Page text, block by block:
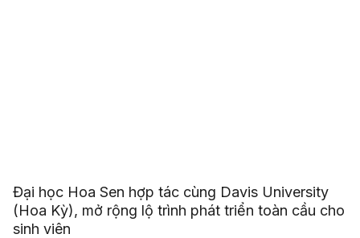
Đại học Hoa Sen hợp tác cùng Davis University
(Hoa Kỳ), mở rộng lộ trình phát triển toàn cầu cho
sinh viên